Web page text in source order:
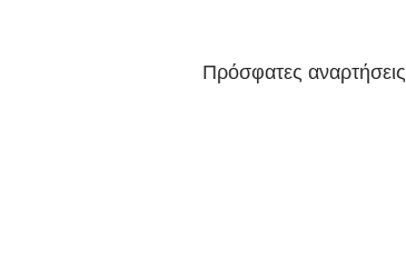
Πρόσφατες αναρτήσεις